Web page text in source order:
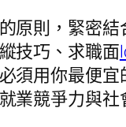
原則，緊密
技巧、求職面
須用你最便宜
業競爭力與社